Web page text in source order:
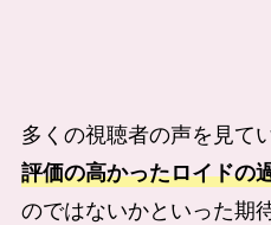
多くの視聴者の声を見て
評価の高かったロイドの
のではないかといった期